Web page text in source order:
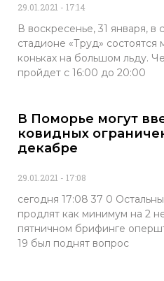
29.01.2021 17:14
В воскресенье, 31 января, в
стадионе «Труд» состоятся
коньках на большом льду.
пройдет с 16:00 до 20:00
В Поморье могут
ковидных
декабре
29.01.2021 17:08
сегодня 17:08 37 0
продлят как минимум на 2
пятничном брифинге
19 был поднят вопрос